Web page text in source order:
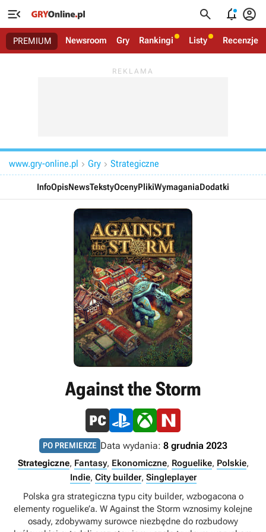
   
PREMIUM Newsroom Gry Rankingi Listy Recenzje
www.gry-online.pl  Gry  Strategiczne
InfoOpisNewsTekstyOcenyPlikiWymaganiaDodatki
Against the Storm
PO PREMIERZE Data wydania: 8 grudnia 2023
Strategiczne, Fantasy, Ekonomiczne, Roguelike, Polskie,
Indie, City builder, Singleplayer
Polska gra strategiczna typu city builder, wzbogacona o
elementy roguelike’a. W Against the Storm wznosimy kolejne
osady, zdobywamy surowce niezbędne do rozbudowy